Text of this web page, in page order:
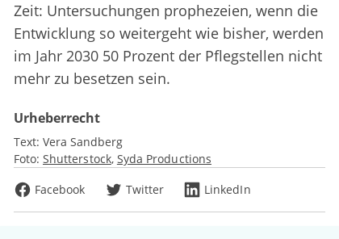
Zeit: Untersuchungen prophezeien, wenn die
Entwicklung so weitergeht wie bisher, werden
im Jahr 2030 50 Prozent der Pflegstellen nicht
mehr zu besetzen sein.
Urheberrecht
Text: Vera Sandberg
Foto: Shutterstock Syda Productions
Facebook
Twitter LinkedIn